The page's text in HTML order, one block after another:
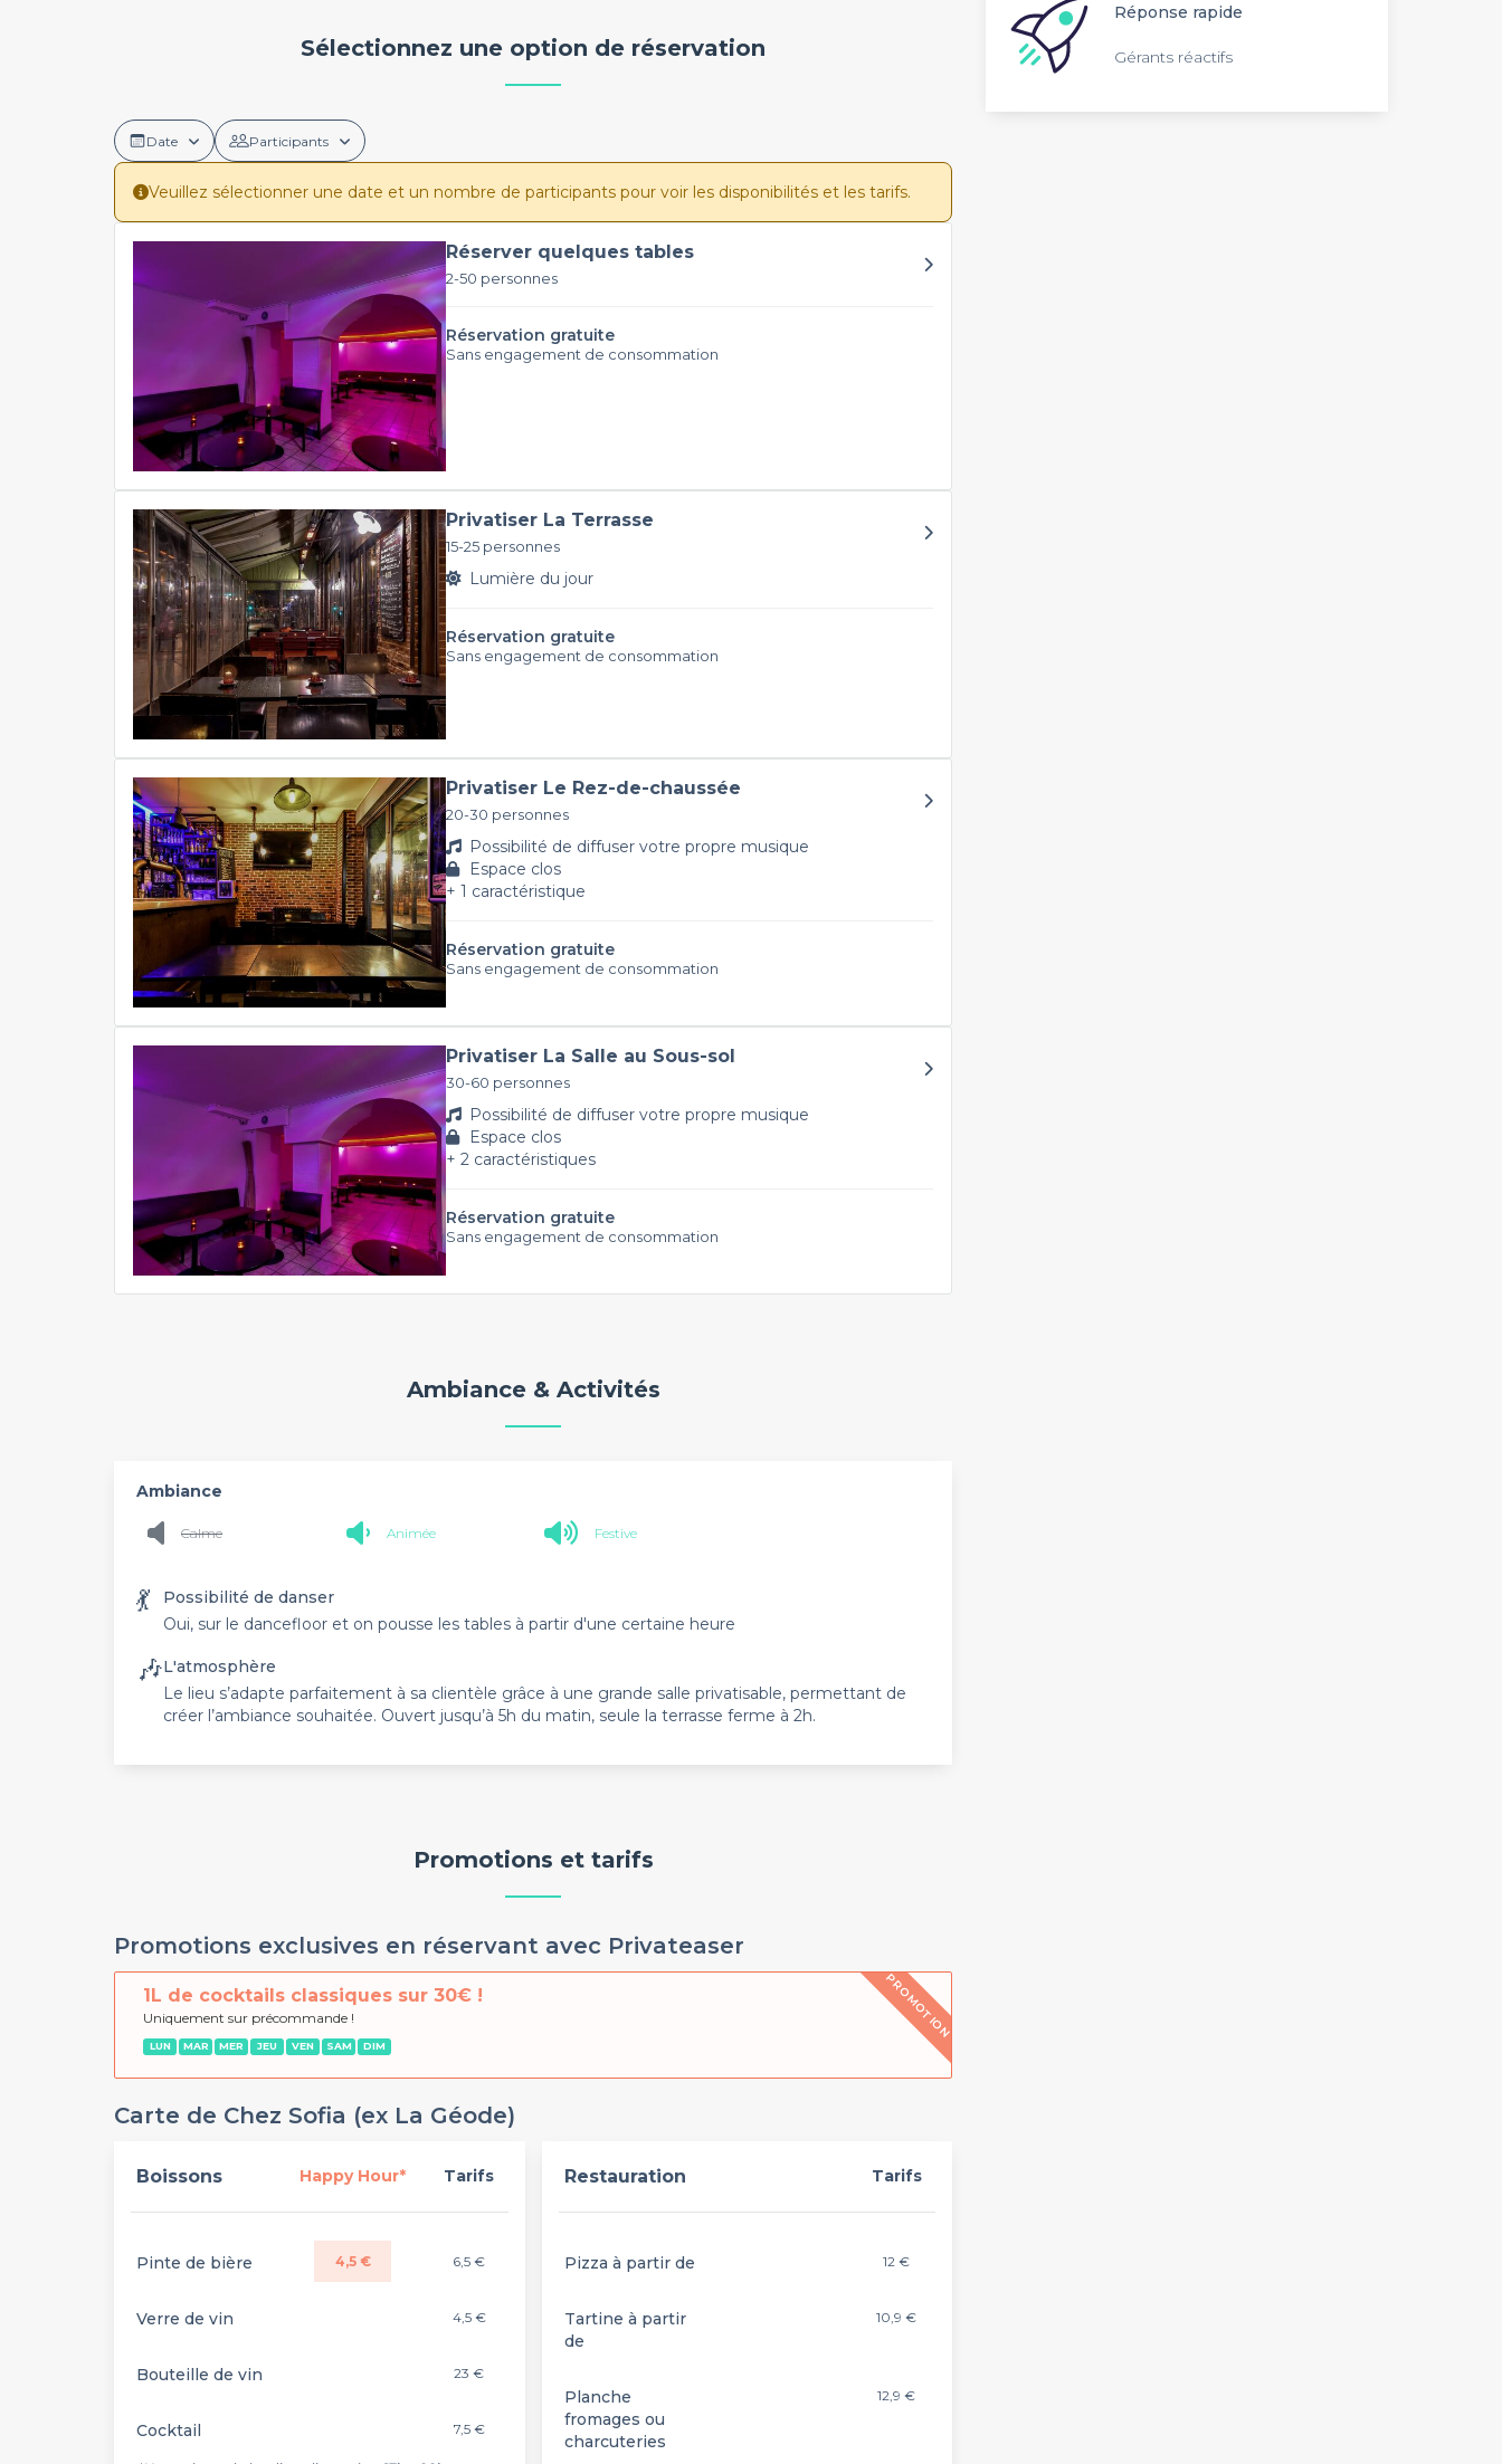
Sélectionnez une option de réservation
Date Participants
Veuillez sélectionner une date et un nombre de participants pour voir les disponibilités et les tarifs.
Réserver quelques tables
2-50 personnes
Réservation gratuite
Sans engagement de consommation
Privatiser La Terrasse
15-25 personnes
Lumière du jour
Réservation gratuite
Sans engagement de consommation
Privatiser Le Rez-de-chaussée
20-30 personnes
Possibilité de diffuser votre propre musique
Espace clos
+ 1 caractéristique
Réservation gratuite
Sans engagement de consommation
Privatiser La Salle au Sous-sol
30-60 personnes
Possibilité de diffuser votre propre musique
Espace clos
+ 2 caractéristiques
Réservation gratuite
Sans engagement de consommation
Ambiance & Activités
Ambiance
Calme Animée Festive
💃
Possibilité de danser
Oui, sur le dancefloor et on pousse les tables à partir d'une certaine heure
🎶L'atmosphère
Le lieu s’adapte parfaitement à sa clientèle grâce à une grande salle privatisable, permettant de
créer l’ambiance souhaitée. Ouvert jusqu’à 5h du matin, seule la terrasse ferme à 2h.
Promotions et tarifs
Promotions exclusives en réservant avec Privateaser
1L de cocktails classiques sur 30€ !
Uniquement sur précommande !
LUN MAR MER JEU VEN SAM DIM
PROMOTION
Carte de Chez Sofia (ex La Géode)
Boissons Happy Hour* Tarifs
Pinte de bière 4,5 € 6,5 €
Verre de vin 4,5 €
Bouteille de vin 23 €
Cocktail 7,5 €
Restauration Tarifs
Pizza à partir de 12 €
Tartine à partir
de
10,9 €
Planche
fromages ou
charcuteries
12,9 €
Réponse rapide
Gérants réactifs